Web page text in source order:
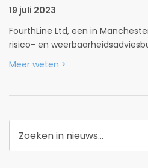
19 juli 2023
FourthLine Ltd, een in
risico- en
Meer weten >